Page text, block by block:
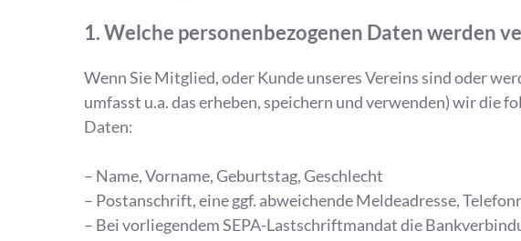
1. Welche personenbezogenen Daten werden
Wenn Sie Mitglied, oder Kunde unseres Vereins sind oder
umfasst u.a. das erheben, speichern und verwenden) wir die
Daten:
– Name, Vorname, Geburtstag, Geschlecht
– Postanschrift, eine ggf. abweichende Meldeadresse,
– Bei vorliegendem SEPA-Lastschriftmandat die